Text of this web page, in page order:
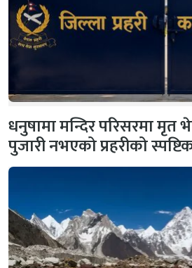
धनुषामा मन्दिर परिसरमा मृत
पुजारी नभएको प्रहरीको